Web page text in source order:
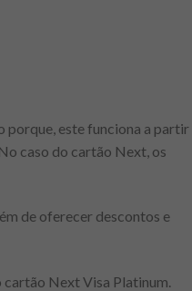
porque, este funciona a partir
caso do cartão Next, os
de oferecer descontos e
cartão Next Visa Platinum.